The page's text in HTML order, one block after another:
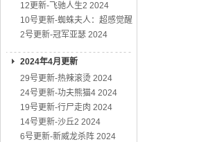
12更新-飞驰人生2 2024
10号更新-蜘蛛夫人：超感觉醒
2号更新-冠军亚瑟 2024
2024年4月更新
29号更新-热辣滚烫 2024
24号更新-功夫熊猫4 2024
19号更新-行尸走肉 2024
14号更新-沙丘2 2024
6号更新-新威龙杀阵 2024